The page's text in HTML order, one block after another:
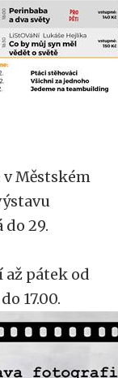
v Městském
29.
až pátek od
17.00.